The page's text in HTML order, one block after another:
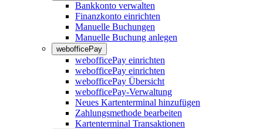
Bankkonto verwalten
Finanzkonto einrichten
Manuelle Buchungen
Manuelle Buchung anlegen
webofficePay
webofficePay einrichten
webofficePay einrichten
webofficePay Übersicht
webofficePay-Verwaltung
Neues Kartenterminal hinzufügen
Zahlungsmethode bearbeiten
Kartenterminal Transaktionen